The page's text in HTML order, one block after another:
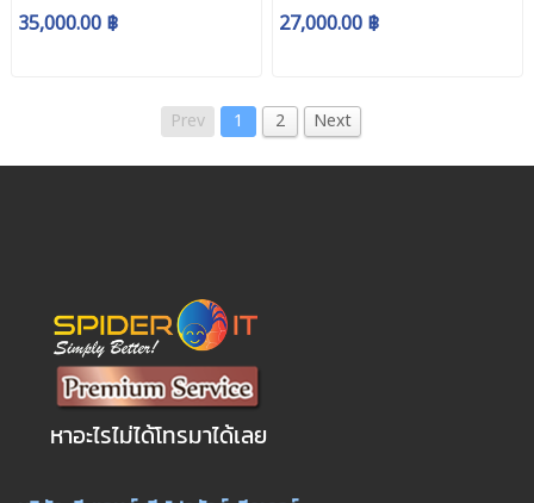
35,000.00 ฿ 27,000.00 ฿
Prev 1 2 Next
หาอะไรไม่ได้โทรมาได้เลย